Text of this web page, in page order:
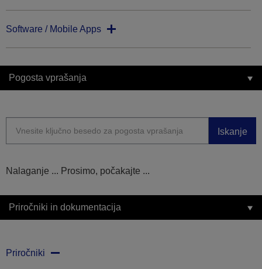
Software / Mobile Apps
Pogosta vprašanja
Iskanje
Nalaganje ... Prosimo, počakajte ...
Priročniki in dokumentacija
Priročniki